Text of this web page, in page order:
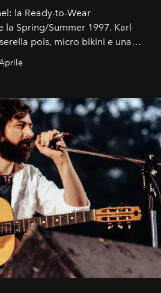
la Ready-to-Wear
la Spring/Summer 1997. Karl
pois, micro bikini e una
la spiaggia
dietro l'altra. Trent'anni dopo,
che abbiamo.